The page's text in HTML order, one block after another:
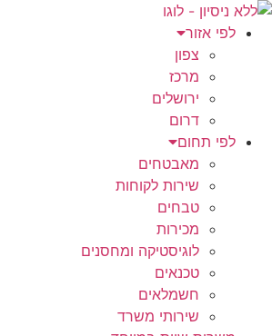
דלג
לתוכן לפי אזור
צפון
מרכז
ירושלים
דרום
לפי תחום
מאבטחים
שירות לקוחות
טבחים
מכירות
לוגיסטיקה ומחסנים
טכנאים
חשמלאים
שירותי משרד